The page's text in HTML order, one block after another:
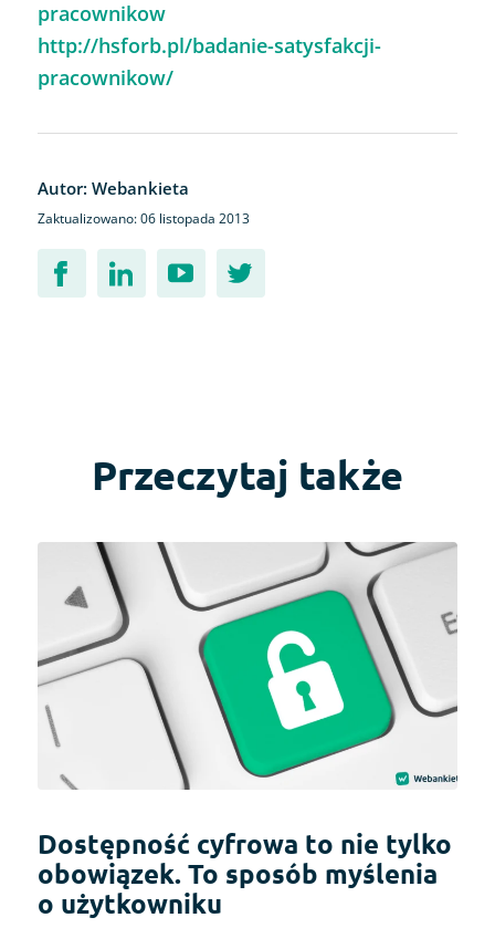
pracownikow
http://hsforb.pl/badanie-satysfakcji-
pracownikow/
Autor: Webankieta
Zaktualizowano: 06 listopada 2013
Przeczytaj także
Dostępność cyfrowa to nie tylko
obowiązek. To sposób myślenia
o użytkowniku